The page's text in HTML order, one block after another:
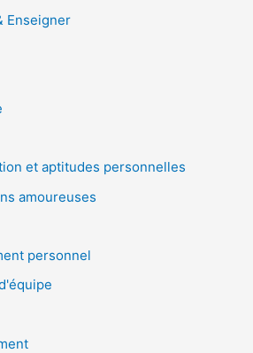
Enseigner
et aptitudes personnelles
amoureuses
personnel